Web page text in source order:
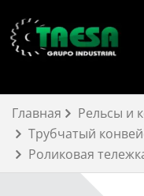
содержимому
Главная
Рельсы и
Трубчатый
Роликовая